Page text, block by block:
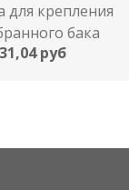
для крепления
бака
31,04 руб